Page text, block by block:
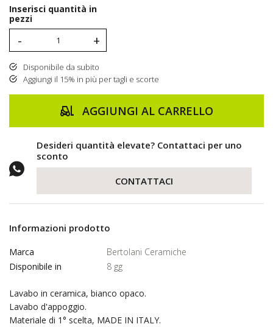
Inserisci quantità in
pezzi
- +
Disponibile da subito
Aggiungi il 15% in più per tagli e scorte
AGGIUNGI AL CARRELLO
Desideri quantità elevate? Contattaci per uno
sconto
CONTATTACI
Informazioni prodotto
Marca
Bertolani Ceramiche
Disponibile in
8 gg
Lavabo in ceramica, bianco opaco.
Lavabo d'appoggio.
Materiale di 1° scelta, MADE IN ITALY.